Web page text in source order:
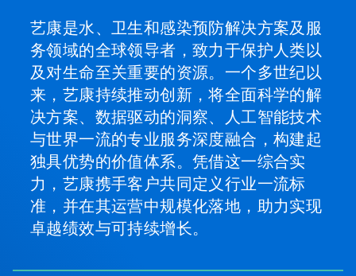
艺康是水、卫生和感染预防解决方案及服
务领域的全球领导者，致力于保护人类以
及对生命至关重要的资源。一个多世纪以
来，艺康持续推动创新，将全面科学的解
决方案、数据驱动的洞察、人工智能技术
与世界一流的专业服务深度融合，构建起
独具优势的价值体系。凭借这一综合实
力，艺康携手客户共同定义行业一流标
准，并在其运营中规模化落地，助力实现
卓越绩效与可持续增长。